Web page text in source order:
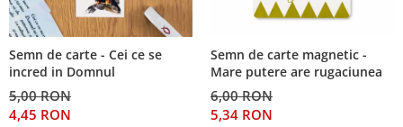
Semn de carte - Cei ce se
incred in Domnul
5,00 RON
4,45 RON
Semn de carte magnetic -
Mare putere are rugaciunea
6,00 RON
5,34 RON